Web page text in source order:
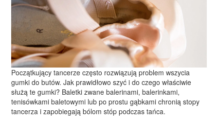
Początkujący tancerze często rozwiązują problem wszycia
gumki do butów. Jak prawidłowo szyć i do czego właściwie
służą te gumki? Baletki zwane balerinami, balerinkami,
tenisówkami baletowymi lub po prostu gąbkami chronią stopy
tancerza i zapobiegają bólom stóp podczas tańca.